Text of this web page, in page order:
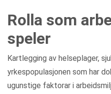
Rolla som
speler
Kartlegging av helseplager,
yrkespopulasjonen som har
ugunstige faktorar i